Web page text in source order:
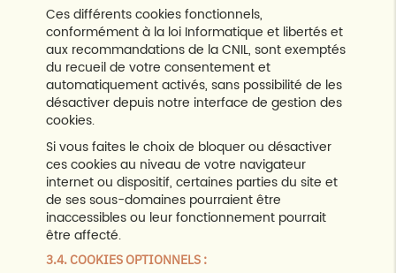
Ces différents cookies fonctionnels,
conformément à la loi Informatique et libertés et
aux recommandations de la CNIL, sont exemptés
du recueil de votre consentement et
automatiquement activés, sans possibilité de les
désactiver depuis notre interface de gestion des
cookies.
Si vous faites le choix de bloquer ou désactiver
ces cookies au niveau de votre navigateur
internet ou dispositif, certaines parties du site et
de ses sous-domaines pourraient être
inaccessibles ou leur fonctionnement pourrait
être affecté.
3.4. COOKIES OPTIONNELS :